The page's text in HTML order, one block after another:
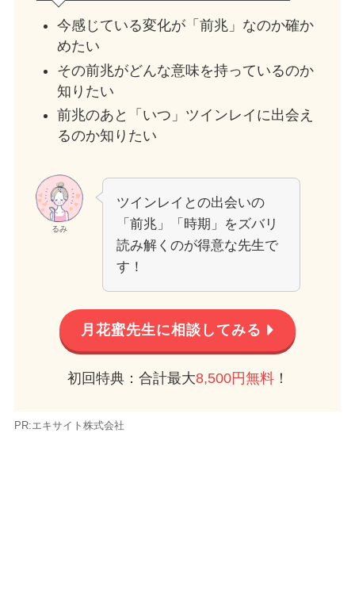
今感じている変化が「前兆」なのか確か
めたい
その前兆がどんな意味を持っているのか
知りたい
前兆のあと「いつ」ツインレイに出会え
るのか知りたい
るみ
ツインレイとの出会いの
「前兆」「時期」をズバリ
読み解くのが得意な先生で
す！
月花蜜先生に相談してみる
初回特典：合計最大8,500円無料！
PR:エキサイト株式会社